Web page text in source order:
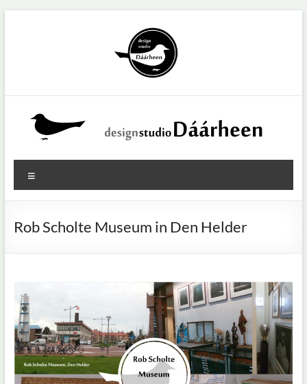
Design
studio
Dáárheen
Dat
treft!
Design
en
trendadvies
bij
Rob Scholte Museum in Den Helder